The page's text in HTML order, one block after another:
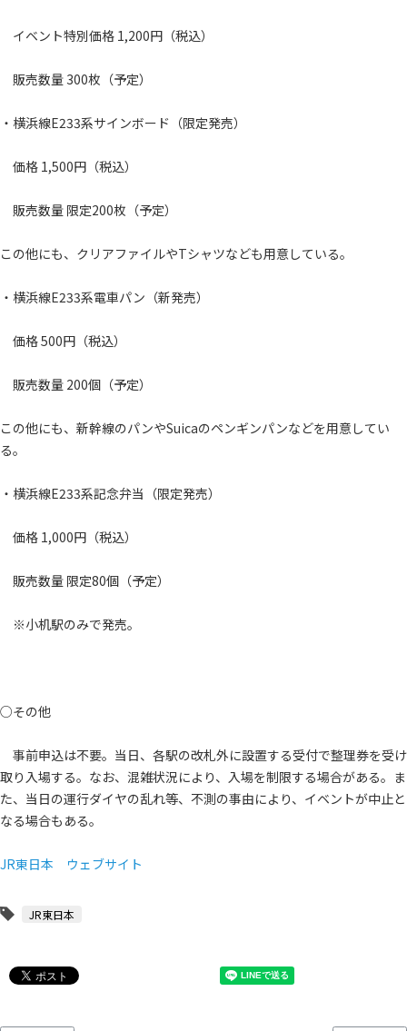
イベント特別価格 1,200円（税込）
販売数量 300枚（予定）
・横浜線E233系サインボード（限定発売）
価格 1,500円（税込）
販売数量 限定200枚（予定）
この他にも、クリアファイルやTシャツなども用意している。
・横浜線E233系電車パン（新発売）
価格 500円（税込）
販売数量 200個（予定）
この他にも、新幹線のパンやSuicaのペンギンパンなどを用意してい
る。
・横浜線E233系記念弁当（限定発売）
価格 1,000円（税込）
販売数量 限定80個（予定）
※小机駅のみで発売。
○その他
事前申込は不要。当日、各駅の改札外に設置する受付で整理券を受け
取り入場する。なお、混雑状況により、入場を制限する場合がある。ま
た、当日の運行ダイヤの乱れ等、不測の事由により、イベントが中止と
なる場合もある。
JR東日本 ウェブサイト
JR東日本